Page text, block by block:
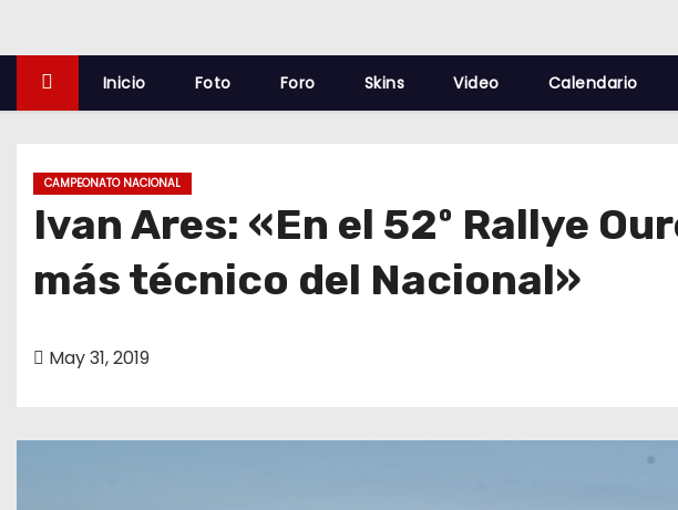
Inicio Foto Foro Skins Video Calendario
CAMPEONATO NACIONAL
Ivan Ares: «En el 52º Rallye
más técnico del Nacional»
May 31, 2019